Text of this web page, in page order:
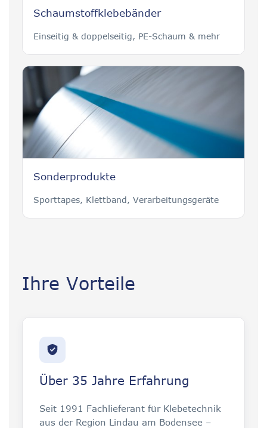
Schaumstoffklebebänder
Einseitig & doppelseitig, PE-Schaum & mehr
Sonderprodukte
Sporttapes, Klettband, Verarbeitungsgeräte
Ihre Vorteile
Über 35 Jahre Erfahrung
Seit 1991 Fachlieferant für Klebetechnik
aus der Region Lindau am Bodensee –